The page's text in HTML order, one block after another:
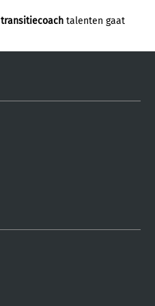
transitiecoach talenten gaat